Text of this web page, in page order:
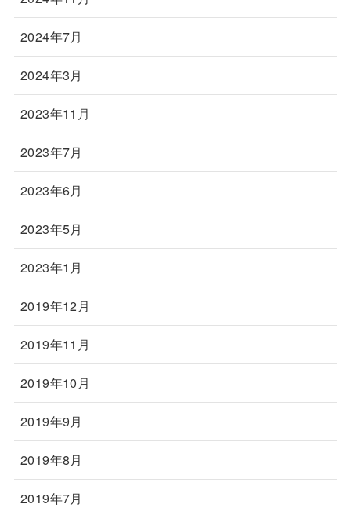
2024年7月
2024年3月
2023年11月
2023年7月
2023年6月
2023年5月
2023年1月
2019年12月
2019年11月
2019年10月
2019年9月
2019年8月
2019年7月